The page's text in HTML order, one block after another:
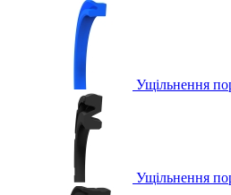
Ущільнення
Ущільнення